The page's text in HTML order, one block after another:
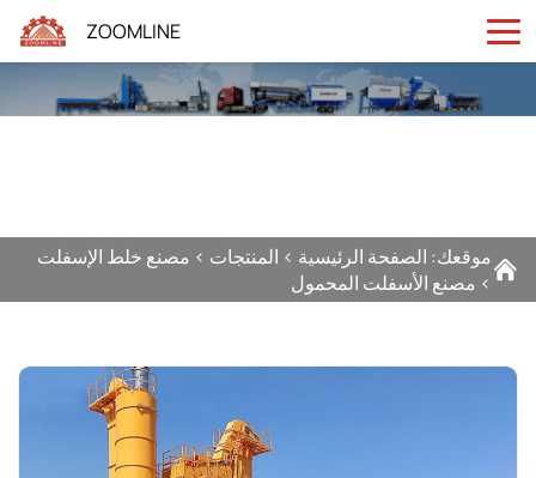
ZOOMLINE
موقعك: الصفحة الرئيسية > المنتجات > مصنع خلط الإسفلت
> مصنع الأسفلت المحمول